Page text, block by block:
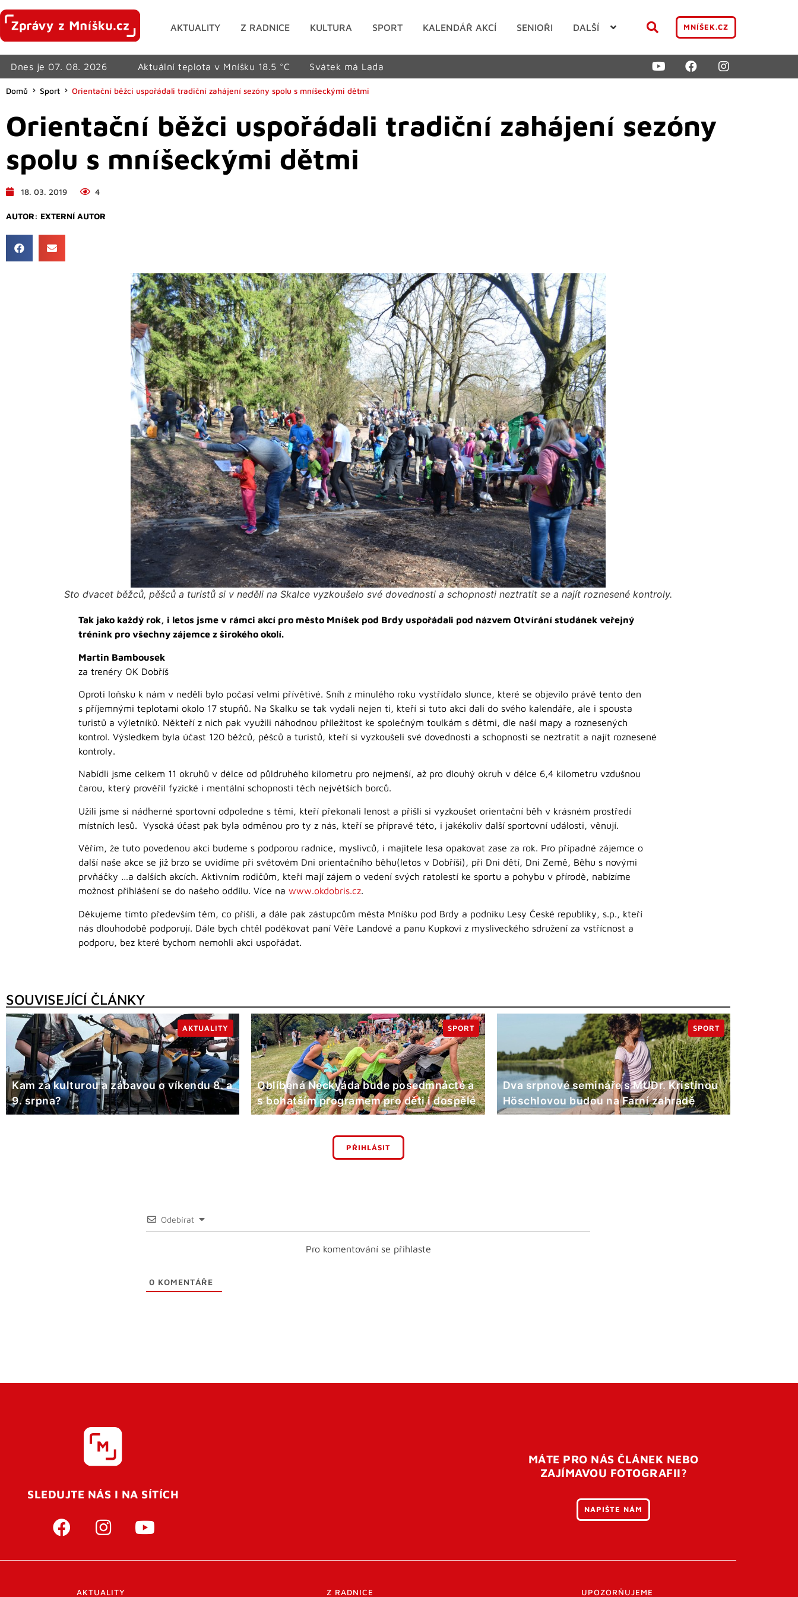
AKTUALITY Z RADNICE KULTURA SPORT KALENDÁŘ AKCÍ SENIOŘI DALŠÍ MNÍŠEK.CZ
Dnes je 07. 08. 2026 Aktuální teplota v Mníšku 18.5 °C Svátek má Lada
Domů Sport Orientační běžci uspořádali tradiční zahájení sezóny spolu s mníšeckými dětmi
Orientační běžci uspořádali tradiční zahájení sezóny
spolu s mníšeckými dětmi
18. 03. 2019 4
AUTOR: EXTERNÍ AUTOR
Sto dvacet běžců, pěšců a turistů si v neděli na Skalce vyzkoušelo své dovednosti a schopnosti neztratit se a najít roznesené kontroly.
Tak jako každý rok, i letos jsme v rámci akcí pro město Mníšek pod Brdy uspořádali pod názvem Otvírání studánek veřejný
trénink pro všechny zájemce z širokého okolí.
Martin Bambousek
za trenéry OK Dobříš
Oproti loňsku k nám v neděli bylo počasí velmi přívětivé. Sníh z minulého roku vystřídalo slunce, které se objevilo právě tento den
s příjemnými teplotami okolo 17 stupňů. Na Skalku se tak vydali nejen ti, kteří si tuto akci dali do svého kalendáře, ale i spousta
turistů a výletníků. Někteří z nich pak využili náhodnou příležitost ke společným toulkám s dětmi, dle naší mapy a roznesených
kontrol. Výsledkem byla účast 120 běžců, pěšců a turistů, kteří si vyzkoušeli své dovednosti a schopnosti se neztratit a najít roznesené
kontroly.
Nabídli jsme celkem 11 okruhů v délce od půldruhého kilometru pro nejmenší, až pro dlouhý okruh v délce 6,4 kilometru vzdušnou
čarou, který prověřil fyzické i mentální schopnosti těch největších borců.
Užili jsme si nádherné sportovní odpoledne s těmi, kteří překonali lenost a přišli si vyzkoušet orientační běh v krásném prostředí
místních lesů. Vysoká účast pak byla odměnou pro ty z nás, kteří se přípravě této, i jakékoliv další sportovní události, věnují.
Věřím, že tuto povedenou akci budeme s podporou radnice, myslivců, i majitele lesa opakovat zase za rok. Pro případné zájemce o
další naše akce se již brzo se uvidíme při světovém Dni orientačního běhu(letos v Dobříši), při Dni dětí, Dni Země, Běhu s novými
prvňáčky …a dalších akcích. Aktivním rodičům, kteří mají zájem o vedení svých ratolestí ke sportu a pohybu v přírodě, nabízíme
možnost přihlášení se do našeho oddílu. Více na www.okdobris.cz.
Děkujeme tímto především těm, co přišli, a dále pak zástupcům města Mníšku pod Brdy a podniku Lesy České republiky, s.p., kteří
nás dlouhodobě podporují. Dále bych chtěl poděkovat paní Věře Landové a panu Kupkovi z mysliveckého sdružení za vstřícnost a
podporu, bez které bychom nemohli akci uspořádat.
SOUVISEJÍCÍ ČLÁNKY
Kam za kulturou a zábavou o víkendu 8. a
9. srpna?
AKTUALITY
Oblíbená Neckyáda bude posedmnácté a
s bohatším programem pro děti i dospělé
SPORT
Dva srpnové semináře s MUDr. Kristinou
Höschlovou budou na Farní zahradě
SPORT
PŘIHLÁSIT
Odebírat
Pro komentování se přihlaste
0 KOMENTÁŘE
SLEDUJTE NÁS I NA SÍTÍCH
MÁTE PRO NÁS ČLÁNEK NEBO
ZAJÍMAVOU FOTOGRAFII?
NAPIŠTE NÁM
AKTUALITY Z RADNICE UPOZORŇUJEME